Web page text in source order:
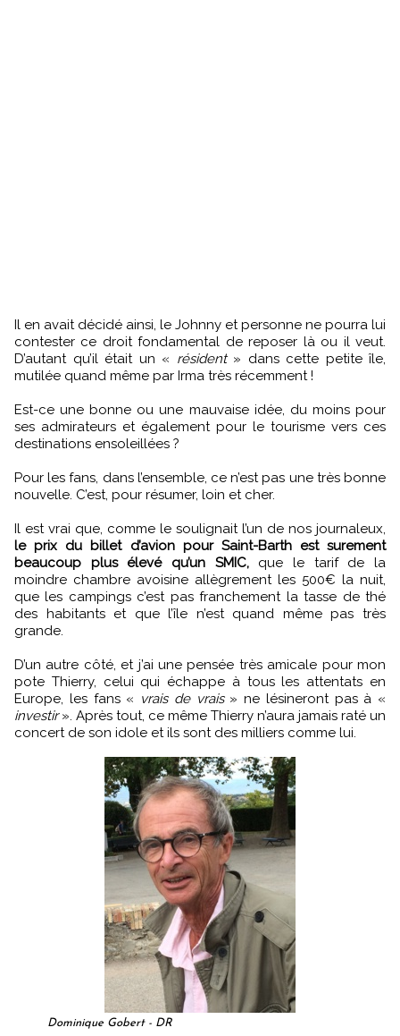
Il en avait décidé ainsi, le Johnny et personne ne pourra lui
contester ce droit fondamental de reposer là ou il veut.
D’autant qu’il était un « résident » dans cette petite île,
mutilée quand même par Irma très récemment !
Est-ce une bonne ou une mauvaise idée, du moins pour
ses admirateurs et également pour le tourisme vers ces
destinations ensoleillées ?
Pour les fans, dans l’ensemble, ce n’est pas une très bonne
nouvelle. C’est, pour résumer, loin et cher.
Il est vrai que, comme le soulignait l’un de nos journaleux,
le prix du billet d’avion pour Saint-Barth est surement
beaucoup plus élevé qu’un SMIC,que le tarif de la
moindre chambre avoisine allègrement les 500€ la nuit,
que les campings c’est pas franchement la tasse de thé
des habitants et que l’île n’est quand même pas très
grande.
D’un autre côté, et j’ai une pensée très amicale pour mon
pote Thierry, celui qui échappe à tous les attentats en
Europe, les fans « vrais de vrais» ne lésineront pas à «
investir». Après tout, ce même Thierry n’aura jamais raté un
concert de son idole et ils sont des milliers comme lui.
Dominique Gobert - DR